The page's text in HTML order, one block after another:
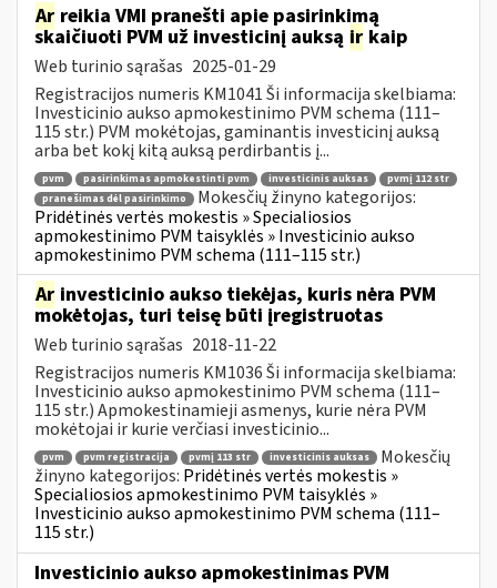
Ar reikia VMI pranešti apie pasirinkimą
skaičiuoti PVM už investicinį auksą ir kaip
Web turinio sąrašas 2025-01-29
Registracijos numeris KM1041 Ši informacija skelbiama:
Investicinio aukso apmokestinimo PVM schema (111–
115 str.) PVM mokėtojas, gaminantis investicinį auksą
arba bet kokį kitą auksą perdirbantis į...
pvm pasirinkimas apmokestinti pvm investicinis auksas
pvmį 112 str
pranešimas dėl pasirinkimo
Mokesčių žinyno kategorijos:
Pridėtinės vertės mokestis » Specialiosios
apmokestinimo PVM taisyklės » Investicinio aukso
apmokestinimo PVM schema (111–115 str.)
Ar investicinio aukso tiekėjas, kuris nėra PVM
mokėtojas, turi teisę būti įregistruotas
Web turinio sąrašas 2018-11-22
Registracijos numeris KM1036 Ši informacija skelbiama:
Investicinio aukso apmokestinimo PVM schema (111–
115 str.) Apmokestinamieji asmenys, kurie nėra PVM
mokėtojai ir kurie verčiasi investicinio...
pvm pvm registracija pvmį 113 str investicinis auksas
Mokesčių
žinyno kategorijos: Pridėtinės vertės mokestis »
Specialiosios apmokestinimo PVM taisyklės »
Investicinio aukso apmokestinimo PVM schema (111–
115 str.)
Investicinio aukso apmokestinimas PVM